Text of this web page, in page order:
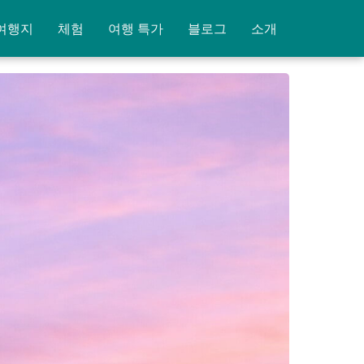
행지 체험 여행 특가 블로그 소개